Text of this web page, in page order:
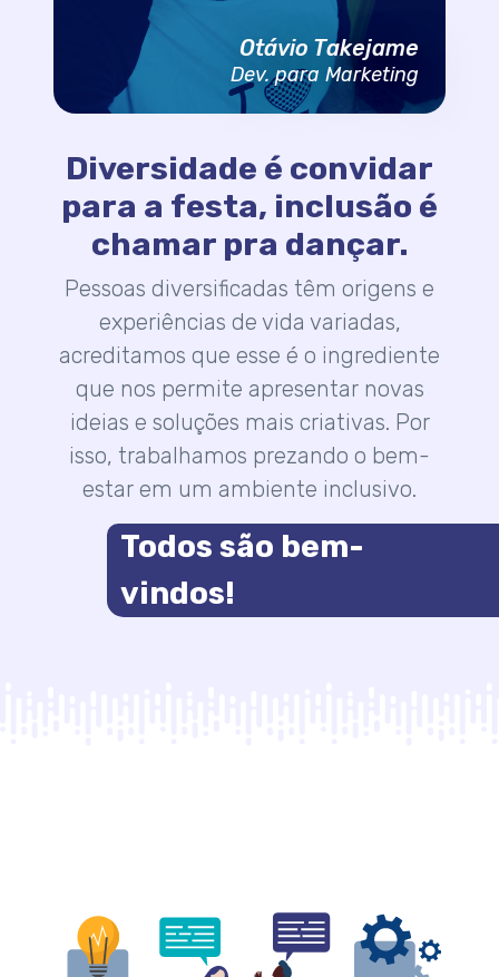
Otávio Takejame
Dev. para Marketing
Diversidade é convidar
para a festa, inclusão é
chamar pra dançar.
Pessoas diversificadas têm origens e
experiências de vida variadas,
acreditamos que esse é o ingrediente
que nos permite apresentar novas
ideias e soluções mais criativas. Por
isso, trabalhamos prezando o bem-
estar em um ambiente inclusivo.
Todos são bem-
vindos!